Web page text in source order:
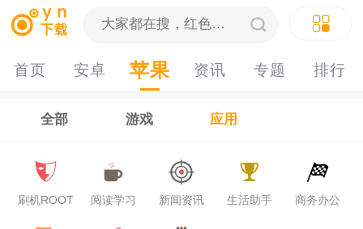
首页 安卓 苹果 资讯 专题 排行
全部 游戏 应用
刷机ROOT 阅读学习 新闻资讯 生活助手 商务办公